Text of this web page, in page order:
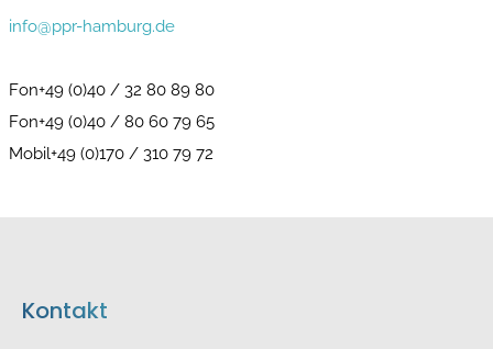
info@ppr-hamburg.de
Fon+49 (0)40 / 32 80 89 80
Fon+49 (0)40 / 80 60 79 65
Mobil+49 (0)170 / 310 79 72
Kontakt